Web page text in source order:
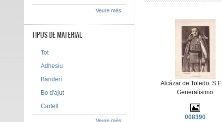
Alcázar de Toledo.
Generalísimo
008390
Veure més
TIPUS DE MATERIAL
Tot
Adhesiu
Banderí
Bo d'ajut
Cartell
Veure més